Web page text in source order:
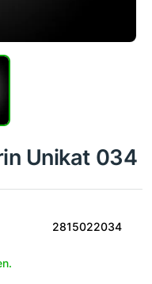
Unikat 034
2815022034